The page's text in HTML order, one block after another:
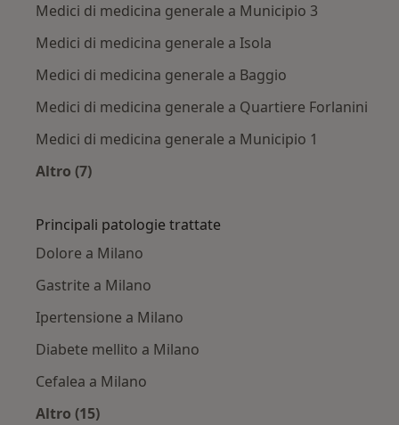
Medici di medicina generale a Municipio 3
Medici di medicina generale a Isola
Medici di medicina generale a Baggio
Medici di medicina generale a Quartiere Forlanini
Medici di medicina generale a Municipio 1
Altro (7)
Principali patologie trattate
Dolore a Milano
Gastrite a Milano
Ipertensione a Milano
Diabete mellito a Milano
Cefalea a Milano
Altro (15)